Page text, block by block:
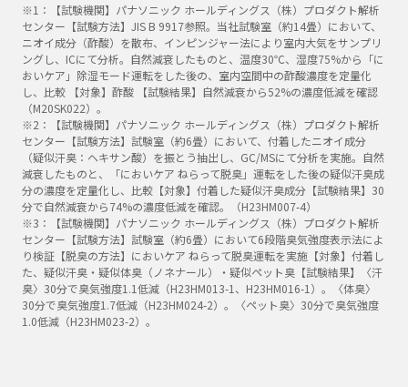
※1：【試験機関】パナソニック ホールディングス（株）プロダクト解析
センター【試験方法】JIS B 9917参照。当社試験室（約14畳）において、
ニオイ成分（酢酸）を散布、インピンジャー法により室内大気をサンプリ
ングし、ICにて分析。自然減衰したものと、温度30℃、湿度75%から「に
おいケア」除湿モード運転をした後の、室内空間中の酢酸濃度を定量化
し、比較 【対象】酢酸 【試験結果】自然減衰から52%の濃度低減を確認
（M20SK022）。
※2：【試験機関】パナソニック ホールディングス（株）プロダクト解析
センター【試験方法】試験室（約6畳）において、付着したニオイ成分
（疑似汗臭：ヘキサン酸）を振とう抽出し、GC/MSにて分析を実施。自然
減衰したものと、「においケア ねらって脱臭」運転をした後の疑似汗臭成
分の濃度を定量化し、比較【対象】付着した疑似汗臭成分【試験結果】30
分で自然減衰から74%の濃度低減を確認。（H23HM007-4）
※3：【試験機関】パナソニック ホールディングス（株）プロダクト解析
センター【試験方法】試験室（約6畳）において6段階臭気強度表示法によ
り検証【脱臭の方法】においケア ねらって脱臭運転を実施【対象】付着し
た、疑似汗臭・疑似体臭（ノネナール）・疑似ペット臭【試験結果】〈汗
臭〉30分で臭気強度1.1低減（H23HM013-1、H23HM016-1）。〈体臭〉
30分で臭気強度1.7低減（H23HM024-2）。〈ペット臭〉30分で臭気強度
1.0低減（H23HM023-2）。